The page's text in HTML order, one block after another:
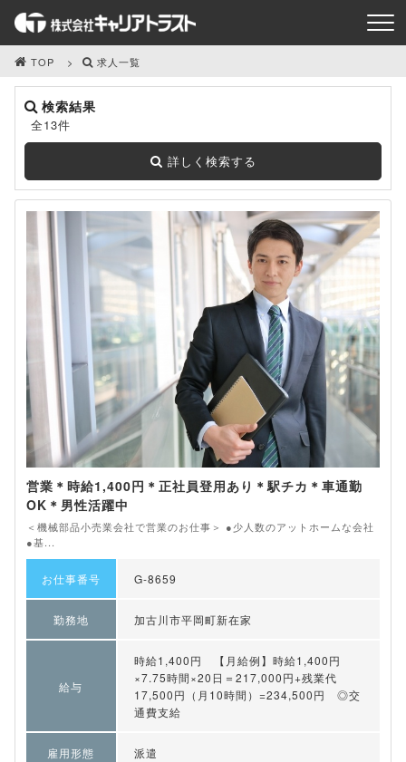
TOP 求人一覧
検索結果
全13件
詳しく検索する
営業＊時給1,400円＊正社員登用あり＊駅チカ＊車通勤
OK＊男性活躍中
＜機械部品小売業会社で営業のお仕事＞ ●少人数のアットホームな会社
●基...
お仕事番号 G-8659
勤務地 加古川市平岡町新在家
給与
時給1,400円 【月給例】時給1,400円
×7.75時間×20日＝217,000円+残業代
17,500円（月10時間）=234,500円 ◎交
通費支給
雇用形態 派遣